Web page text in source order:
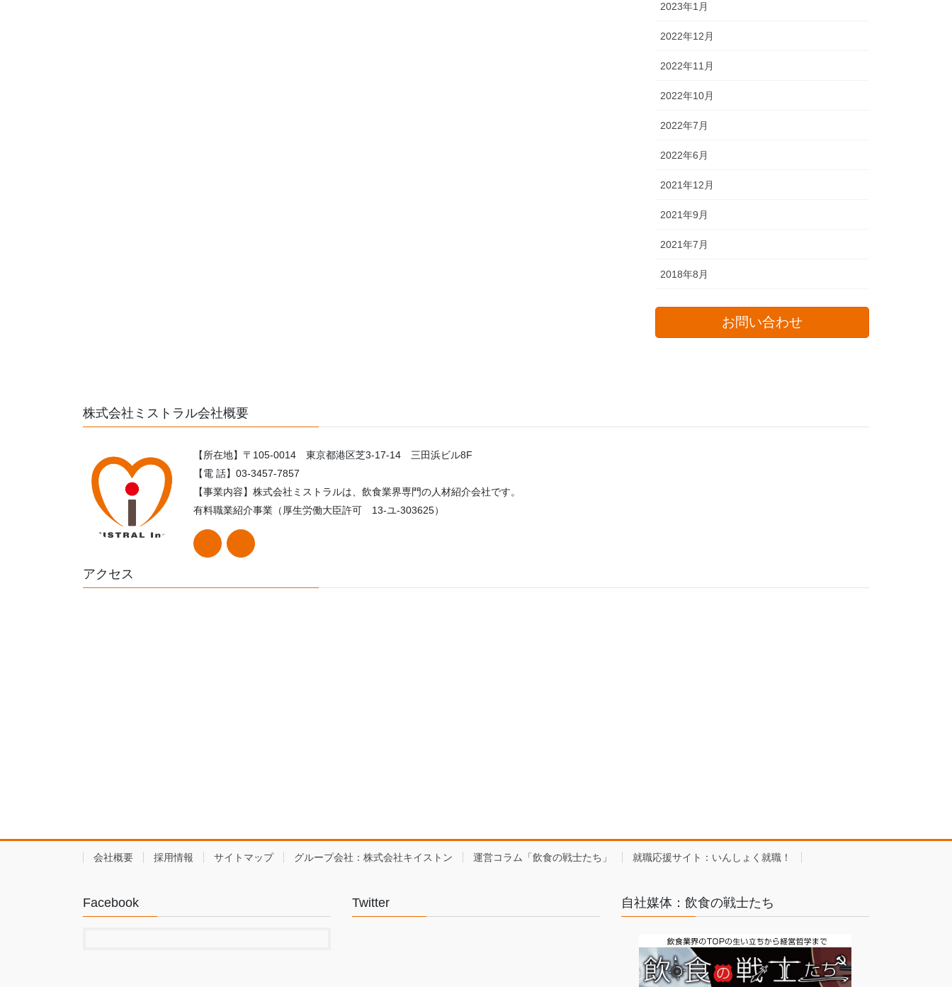
2023年1月
2022年12月
2022年11月
2022年10月
2022年7月
2022年6月
2021年12月
2021年9月
2021年7月
2018年8月
お問い合わせ
株式会社ミストラル会社概要
【所在地】〒105-0014 東京都港区芝3-17-14 三田浜ビル8F
【電 話】03-3457-7857
【事業内容】株式会社ミストラルは、飲食業界専門の人材紹介会社です。
有料職業紹介事業（厚生労働大臣許可 13-ユ-303625）
アクセス
会社概要 採用情報 サイトマップ グループ会社：株式会社キイストン 運営コラム「飲食の戦士たち」 就職応援サイト：いんしょく就職！
Facebook Twitter 自社媒体：飲食の戦士たち